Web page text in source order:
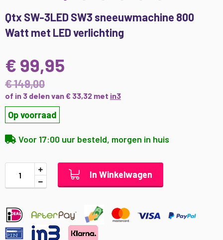
Qtx SW-3LED SW3 sneeuwmachine 800
Watt met LED verlichting
€ 99,95
€ 149,00
of in 3 delen van € 33,32 met in3
Op voorraad
Voor 17:00 uur besteld, morgen in huis
In Winkelwagen
naar
het
de
afbeeldingen-
gallerij